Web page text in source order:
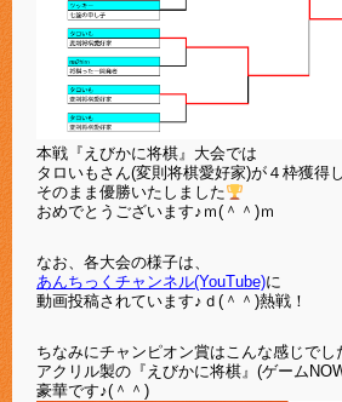
本戦『えびかに将棋』大会では
タロいもさん(変則将棋愛好家)が４枠獲得し
そのまま優勝いたしました
おめでとうございます♪ｍ(＾＾)ｍ
なお、各大会の様子は、
あんちっくチャンネル(YouTube)に
動画投稿されています♪ｄ(＾＾)熱戦！
ちなみにチャンピオン賞はこんな感じでし
アクリル製の『えびかに将棋』(ゲーム
豪華です♪(＾＾)